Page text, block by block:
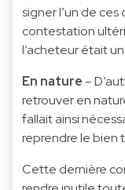
signer l’un de
contestation
l’acheteur était
En nature –
retrouver en
fallait ainsi
reprendre le bien
Cette dernière